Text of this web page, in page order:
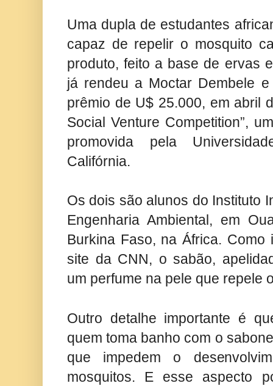
Uma dupla de estudantes
capaz de repelir o mosquito
produto, feito a base de ervas
já rendeu a Moctar Dembele
prêmio de U$ 25.000, em abril
Social Venture Competition”,
promovida pela
Califórnia.
Os dois são alunos do Instituto
Engenharia Ambiental, em
Burkina Faso, na África. Como
site da CNN, o sabão,
um perfume na pele que repele
Outro detalhe importante é
quem toma banho com o
que impedem o
mosquitos. E esse aspecto